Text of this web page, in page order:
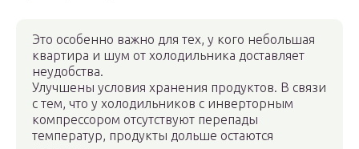
Это особенно важно для тех, у кого небольшая
квартира и шум от холодильника доставляет
неудобства.
Улучшены условия хранения продуктов. В связи
с тем, что у холодильников с инверторным
компрессором отсутствуют перепады
температур, продукты дольше остаются